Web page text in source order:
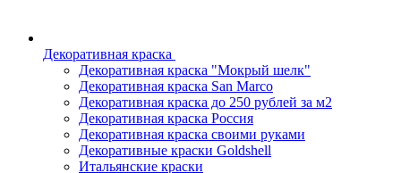
Декоративная краска
Декоративная краска "Мокрый шелк"
Декоративная краска San Marco
Декоративная краска до 250 рублей за м2
Декоративная краска Россия
Декоративная краска своими руками
Декоративные краски Goldshell
Итальянские краски